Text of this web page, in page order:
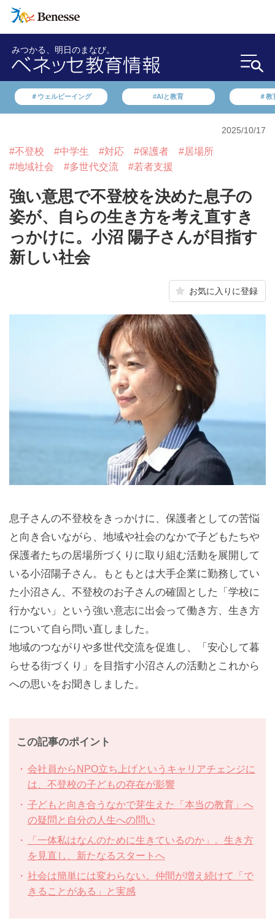
みつかる、明日のまなび。
＃ウェルビーイング #AIと教育 ＃教
2025/10/17
#不登校 #中学生 #対応 #保護者
#居場所
#地域社会
#多世代交流 #若者支援
強い意思で不登校を決めた息子の
姿が、自らの生き方を考え直すき
っかけに。小沼 陽子さんが目指す
新しい社会
お気に入りに登録
息子さんの不登校をきっかけに、保護者としての苦悩
と向き合いながら、地域や社会のなかで子どもたちや
保護者たちの居場所づくりに取り組む活動を展開して
いる小沼陽子さん。もともとは大手企業に勤務してい
た小沼さん、不登校のお子さんの確固とした「学校に
行かない」という強い意志に出会って働き方、生き方
について自ら問い直しました。
地域のつながりや多世代交流を促進し、「安心して暮
らせる街づくり」を目指す小沼さんの活動とこれから
への思いをお聞きしました。
この記事のポイント
会社員からNPO立ち上げというキャリアチェンジに
は、不登校の子どもの存在が影響
子どもと向き合うなかで芽生えた「本当の教育」へ
の疑問と自分の人生への問い
「一体私はなんのために生きているのか」。生き方
を見直し、新たなるスタートへ
社会は簡単には変わらない。仲間が増え続けて「で
きることがある」と実感